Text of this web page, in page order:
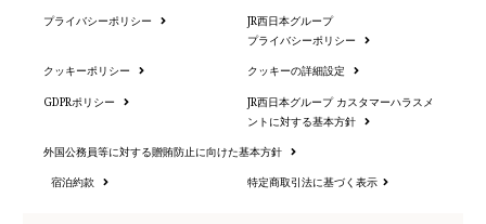
プライバシーポリシー
JR西日本グループ
プライバシーポリシー
クッキーポリシー クッキーの詳細設定
GDPRポリシー
JR西日本グループ カスタマーハラスメ
ントに対する基本方針
外国公務員等に対する贈賄防止に向けた基本方針
宿泊約款 特定商取引法に基づく表示